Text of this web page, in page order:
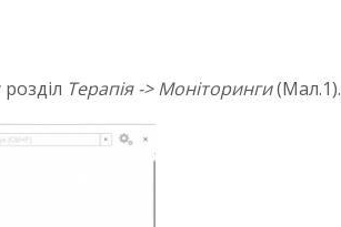
Терапія -> Моніторинги(Мал.1).